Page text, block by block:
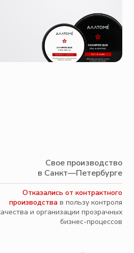
Свое производство
в Санкт—Петербурге
Отказались от контрактного
производства в пользу контроля
и организации прозрачных
бизнес-процессов